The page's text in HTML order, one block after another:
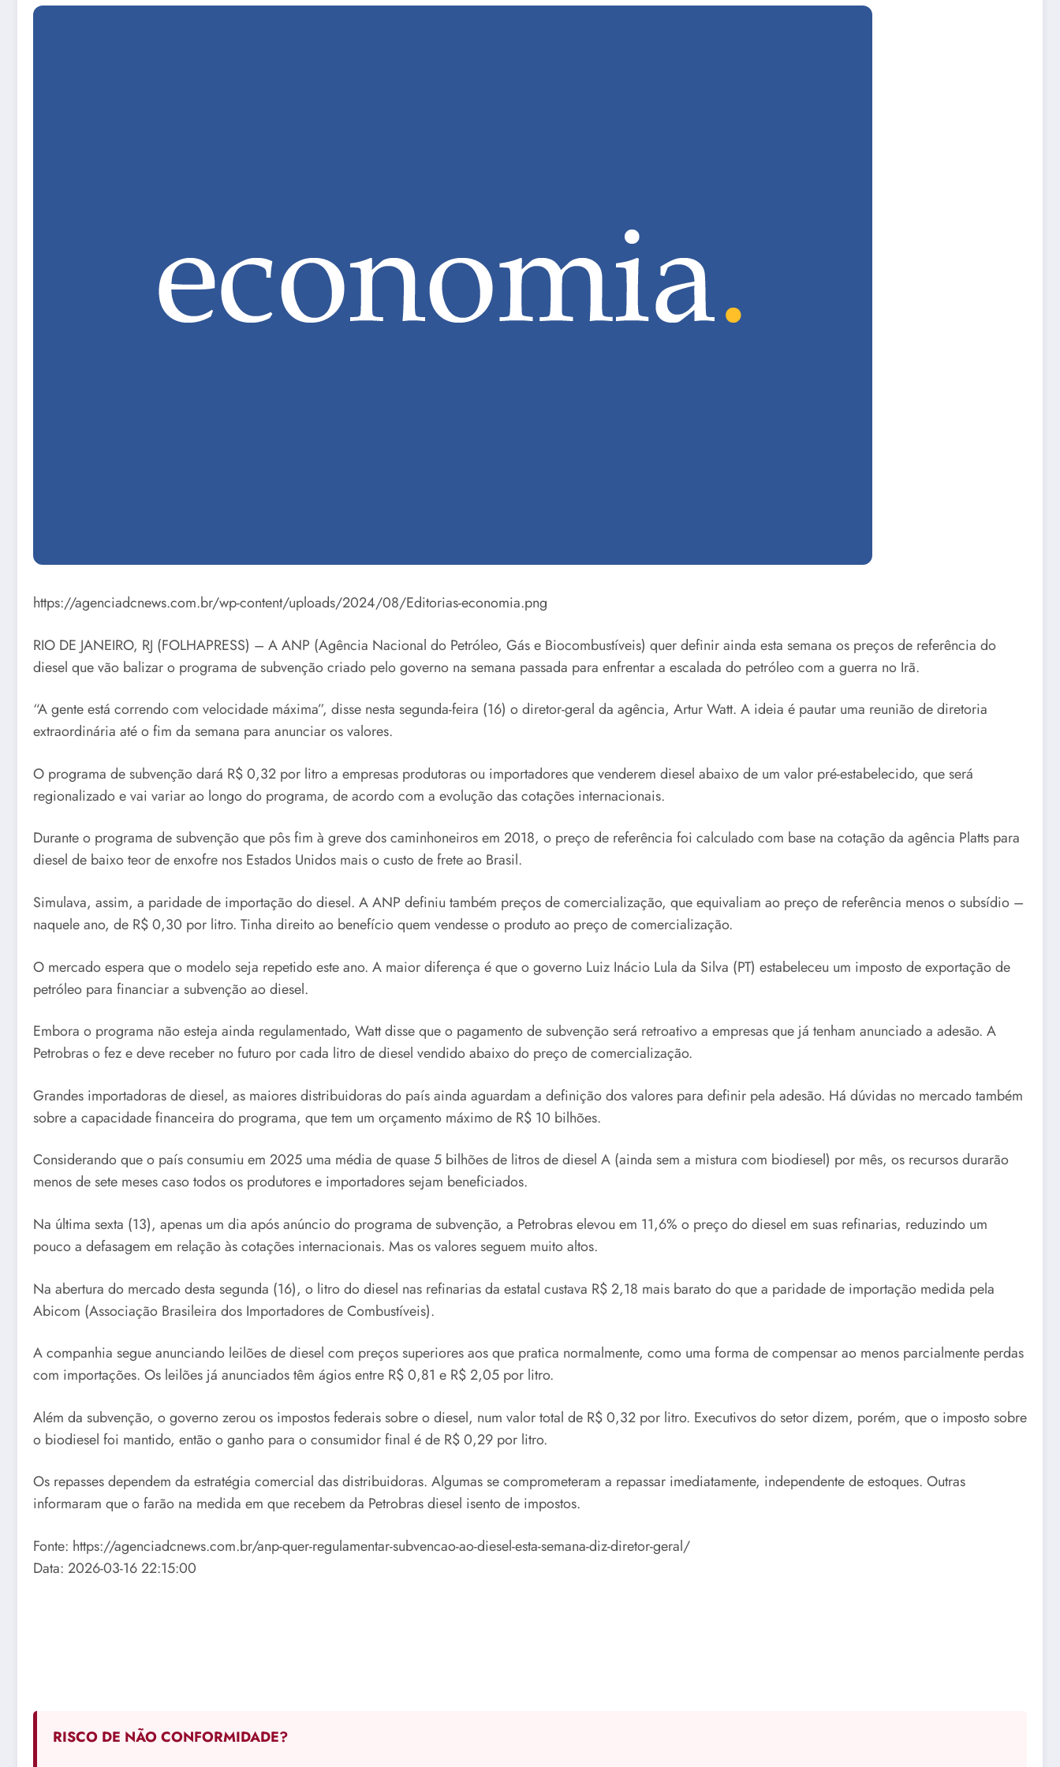
https://agenciadcnews.com.br/wp-content/uploads/2024/08/Editorias-economia.png
RIO DE JANEIRO, RJ (FOLHAPRESS) – A ANP (Agência Nacional do Petróleo, Gás e Biocombustíveis) quer definir ainda esta semana os preços de referência do
diesel que vão balizar o programa de subvenção criado pelo governo na semana passada para enfrentar a escalada do petróleo com a guerra no Irã.
“A gente está correndo com velocidade máxima”, disse nesta segunda-feira (16) o diretor-geral da agência, Artur Watt. A ideia é pautar uma reunião de diretoria
extraordinária até o fim da semana para anunciar os valores.
O programa de subvenção dará R$ 0,32 por litro a empresas produtoras ou importadores que venderem diesel abaixo de um valor pré-estabelecido, que será
regionalizado e vai variar ao longo do programa, de acordo com a evolução das cotações internacionais.
Durante o programa de subvenção que pôs fim à greve dos caminhoneiros em 2018, o preço de referência foi calculado com base na cotação da agência Platts para
diesel de baixo teor de enxofre nos Estados Unidos mais o custo de frete ao Brasil.
Simulava, assim, a paridade de importação do diesel. A ANP definiu também preços de comercialização, que equivaliam ao preço de referência menos o subsídio –
naquele ano, de R$ 0,30 por litro. Tinha direito ao benefício quem vendesse o produto ao preço de comercialização.
O mercado espera que o modelo seja repetido este ano. A maior diferença é que o governo Luiz Inácio Lula da Silva (PT) estabeleceu um imposto de exportação de
petróleo para financiar a subvenção ao diesel.
Embora o programa não esteja ainda regulamentado, Watt disse que o pagamento de subvenção será retroativo a empresas que já tenham anunciado a adesão. A
Petrobras o fez e deve receber no futuro por cada litro de diesel vendido abaixo do preço de comercialização.
Grandes importadoras de diesel, as maiores distribuidoras do país ainda aguardam a definição dos valores para definir pela adesão. Há dúvidas no mercado também
sobre a capacidade financeira do programa, que tem um orçamento máximo de R$ 10 bilhões.
Considerando que o país consumiu em 2025 uma média de quase 5 bilhões de litros de diesel A (ainda sem a mistura com biodiesel) por mês, os recursos durarão
menos de sete meses caso todos os produtores e importadores sejam beneficiados.
Na última sexta (13), apenas um dia após anúncio do programa de subvenção, a Petrobras elevou em 11,6% o preço do diesel em suas refinarias, reduzindo um
pouco a defasagem em relação às cotações internacionais. Mas os valores seguem muito altos.
Na abertura do mercado desta segunda (16), o litro do diesel nas refinarias da estatal custava R$ 2,18 mais barato do que a paridade de importação medida pela
Abicom (Associação Brasileira dos Importadores de Combustíveis).
A companhia segue anunciando leilões de diesel com preços superiores aos que pratica normalmente, como uma forma de compensar ao menos parcialmente perdas
com importações. Os leilões já anunciados têm ágios entre R$ 0,81 e R$ 2,05 por litro.
Além da subvenção, o governo zerou os impostos federais sobre o diesel, num valor total de R$ 0,32 por litro. Executivos do setor dizem, porém, que o imposto sobre
o biodiesel foi mantido, então o ganho para o consumidor final é de R$ 0,29 por litro.
Os repasses dependem da estratégia comercial das distribuidoras. Algumas se comprometeram a repassar imediatamente, independente de estoques. Outras
informaram que o farão na medida em que recebem da Petrobras diesel isento de impostos.
Fonte: https://agenciadcnews.com.br/anp-quer-regulamentar-subvencao-ao-diesel-esta-semana-diz-diretor-geral/
Data: 2026-03-16 22:15:00
RISCO DE NÃO CONFORMIDADE?